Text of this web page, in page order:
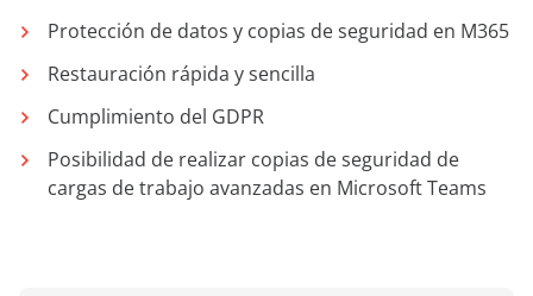
Protección de datos y copias de seguridad en M365
Restauración rápida y sencilla
Cumplimiento del GDPR
Posibilidad de realizar copias de seguridad de
cargas de trabajo avanzadas en Microsoft Teams